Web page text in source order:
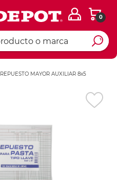
0
REPUESTO MAYOR AUXILIAR 8x5
Ingresar Codigo